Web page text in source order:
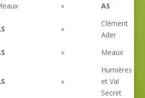
» AS
»
Clément
Ader
» Meaux
»
Humières
et Val
Secret